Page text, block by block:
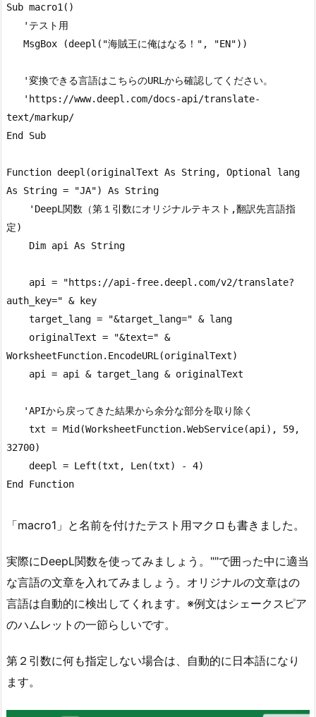
Sub macro1()
text/markup/
End Sub
Function deepl(originalText As String, Optional lang
As String = "JA") As String
定)
auth_key=" & key
WorksheetFunction.EncodeURL(originalText)
32700)
End Function
「macro1」と名前を付けたテスト用マクロも書きました。
実際にDeepL関数を使ってみましょう。""で囲った中に適当
な言語の文章を入れてみましょう。オリジナルの文章はの
言語は自動的に検出してくれます。※例文はシェークスピア
のハムレットの一節らしいです。
第２引数に何も指定しない場合は、自動的に日本語になり
ます。